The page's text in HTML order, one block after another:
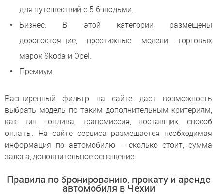
для путешествий с 5-6 людьми.
Бизнес. В этой категории размещены
дорогостоящие, престижные модели торговых
марок Skoda и Opel.
Премиум.
Расширенный фильтр на сайте даст возможность
выбрать модель по таким дополнительным критериям,
как тип топлива, трансмиссия, поставщик, способ
оплаты. На сайте сервиса размещается необходимая
информация по автомобилю – сколько стоит, сумма
залога, дополнительное оснащение.
Правила по бронированию, прокату и аренде
автомобиля в Чехии